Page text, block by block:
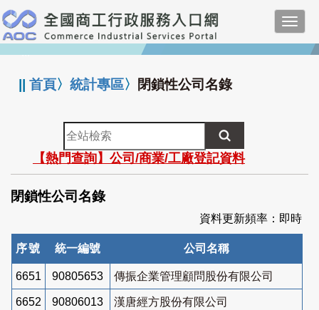
跳
到
主
要
:::
||首頁〉統計專區〉 閉鎖性公司名錄
全
站
檢
索
【熱門查詢】公司/商業/工廠登記資料
閉鎖性公司名錄
資料更新頻率：即時
序號 統一編號 公司名稱
6651 90805653 傳振企業管理顧問股份有限公司
6652 90806013 漢唐經方股份有限公司